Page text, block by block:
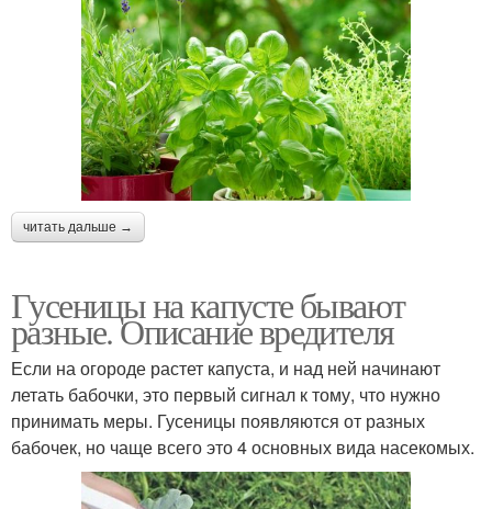
читать дальше →
Гусеницы на капусте бывают
разные. Описание вредителя
Если на огороде растет капуста, и над ней начинают
летать бабочки, это первый сигнал к тому, что нужно
принимать меры. Гусеницы появляются от разных
бабочек, но чаще всего это 4 основных вида насекомых.